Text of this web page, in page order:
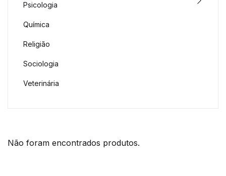
Não foram encontrados produtos.
Psicologia
Química
Religião
Sociologia
Veterinária